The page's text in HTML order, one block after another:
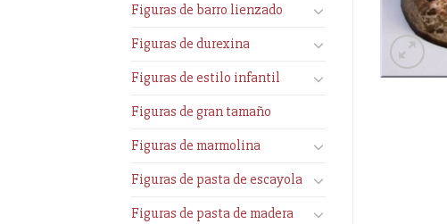
Figuras de barro lienzado
Figuras de durexina
Figuras de estilo infantil
Figuras de gran tamaño
Figuras de marmolina
Figuras de pasta de escayola
Figuras de pasta de madera